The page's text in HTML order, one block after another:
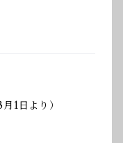
1日より）